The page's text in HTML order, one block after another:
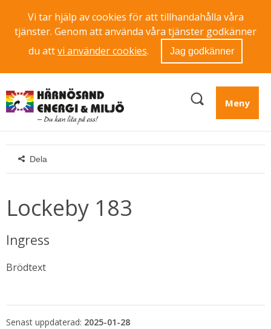
Vi tar hjälp av cookies för att tillhandahålla våra
tjänster. Genom att använda våra tjänster godkänner
du attvi använder cookies. Jag godkänner
Meny
Dela
Lockeby 183
Ingress
Brödtext
Senast uppdaterad: 2025-01-28